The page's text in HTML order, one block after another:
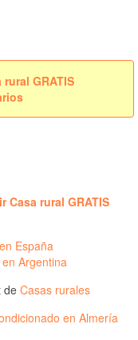
GRATIS
Casa rural GRATIS
España
Argentina
de Casas rurales
en Almería